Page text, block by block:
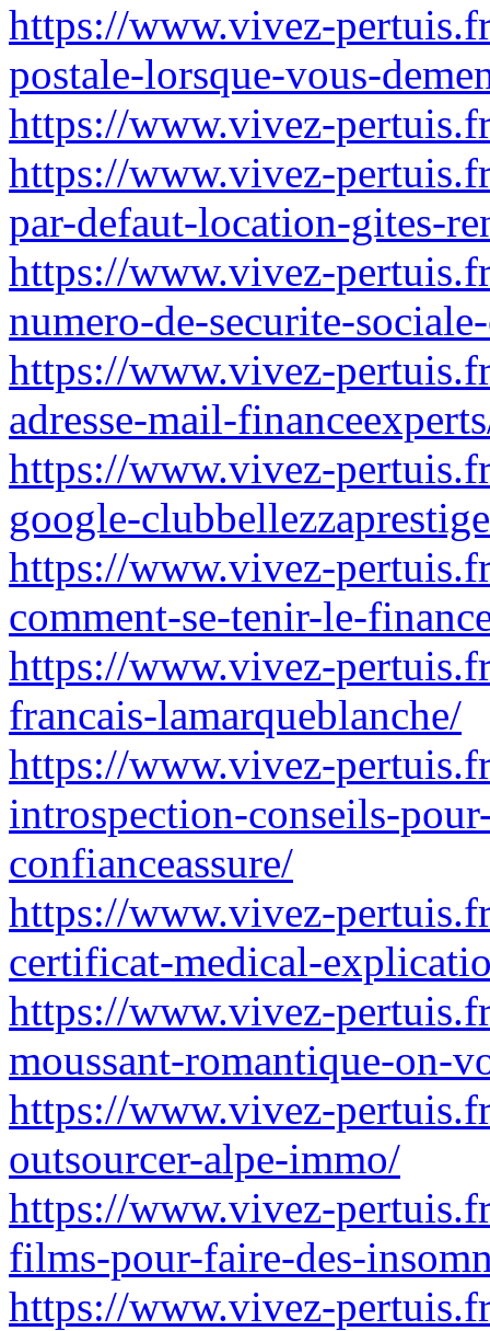
https://www.vivez-
postale-lorsque-vous-
https://www.vivez-
https://www.vivez-
par-defaut-location-gites-
https://www.vivez-
numero-de-securite-
https://www.vivez-
adresse-mail-
https://www.vivez-
google-
https://www.vivez-
comment-se-tenir-le-
https://www.vivez-
francais-lamarqueblanche/
https://www.vivez-
introspection-conseils-
confianceassure/
https://www.vivez-
certificat-medical-
https://www.vivez-
moussant-romantique-on-
https://www.vivez-
outsourcer-alpe-immo/
https://www.vivez-
films-pour-faire-des-
https://www.vivez-